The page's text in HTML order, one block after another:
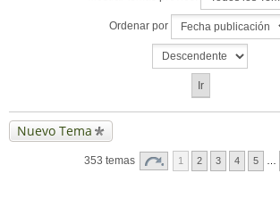
Ordenar por
Nuevo Tema
353 temas 1 2 3 4 5